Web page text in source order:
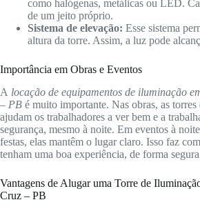
como halógenas, metálicas ou LED.
de um jeito próprio.
Sistema de elevação: Esse sistema
altura da torre. Assim, a luz pode
Importância em Obras e Eventos
A locação de equipamentos de iluminação
– PB é muito importante. Nas obras, as
ajudam os trabalhadores a ver bem e a
segurança, mesmo à noite. Em eventos à
festas, elas mantêm o lugar claro. Isso faz
tenham uma boa experiência, de forma
Vantagens de Alugar uma Torre de
Cruz – PB